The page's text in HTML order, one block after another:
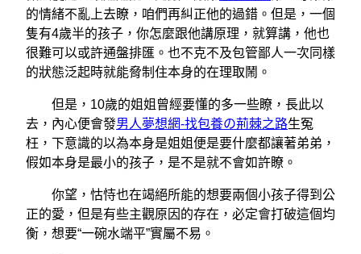
的情緒不亂上去瞭，咱們再糾正他的過錯。但是，一個
隻有4歲半的孩子，你怎麼跟他講原理，就算講，他也
很難可以或許通盤排匯。也不克不及包管鄙人一次同樣
的狀態泛起時就能脅制住本身的在理取鬧。
但是，10歲的姐姐曾經要懂的多一些瞭，長此以
去，內心便會發男人夢想網-找包養の荊棘之路生冤
枉，下意識的以為本身是姐姐便是要什麼都讓著弟弟，
假如本身是最小的孩子，是不是就不會如許瞭。
你望，怙恃也在竭絕所能的想要兩個小孩子得到公
正的愛，但是有些主觀原因的存在，必定會打破這個均
衡，想要“一碗水端平”實屬不易。